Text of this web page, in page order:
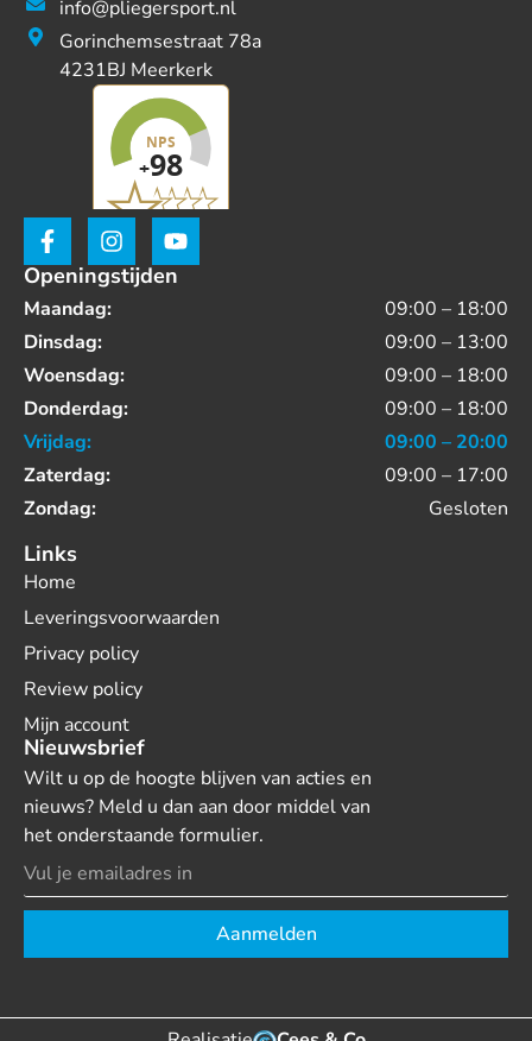
info@pliegersport.nl
Gorinchemsestraat 78a
4231BJ Meerkerk
Openingstijden
Maandag:
09:00 – 18:00
Dinsdag:
09:00 – 13:00
Woensdag:
09:00 – 18:00
Donderdag:
09:00 – 18:00
Vrijdag:
09:00 – 20:00
Zaterdag:
09:00 – 17:00
Zondag:
Gesloten
Links
Home
Leveringsvoorwaarden
Privacy policy
Review policy
Mijn account
Nieuwsbrief
Wilt u op de hoogte blijven van acties en
nieuws? Meld u dan aan door middel van
het onderstaande formulier.
Aanmelden